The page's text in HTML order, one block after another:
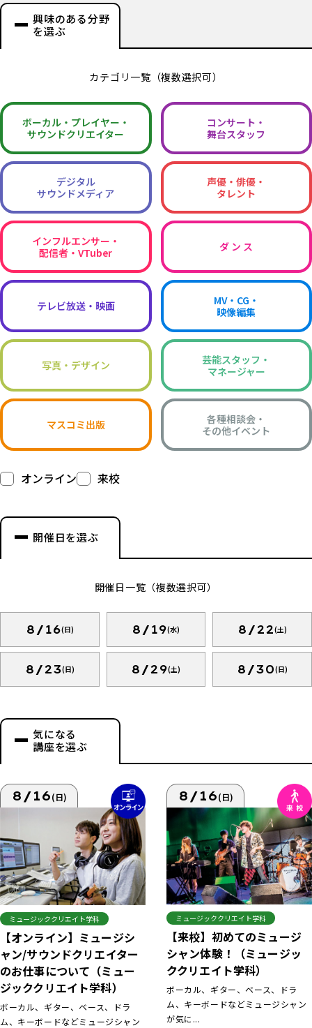
興味のある分野
を選ぶ
カテゴリ一覧（複数選択可）
ボーカル・ プレイヤー・
サウンドクリエイター
コンサート・
舞台スタッフ
デジタル
サウンドメディア
声優・俳優・
タレント
インフルエンサー・
配信者・VTuber
ダ ン ス
テレビ放送・映画
MV・CG・
映像編集
写真・デザイン
芸能スタッフ・
マネージャー
マスコミ出版
各種相談会・
その他イベント
オンライン 来校
開催日を選ぶ
開催日一覧（複数選択可）
8/16(日) 8/19(水) 8/22(土)
8/23(日) 8/29(土) 8/30(日)
気になる
講座を選ぶ
8/16(日)
ミュージッククリエイト学科
【オンライン】ミュージシ
ャン/サウンドクリエイター
のお仕事について（ミュー
ジッククリエイト学科）
ボーカル、ギター、ベース、ドラ
ム、キーボードなどミュージシャン
8/16(日)
ミュージッククリエイト学科
【来校】初めてのミュージ
シャン体験！（ミュージッ
ククリエイト学科）
ボーカル、ギター、ベース、ドラ
ム、キーボードなどミュージシャン
が気に...